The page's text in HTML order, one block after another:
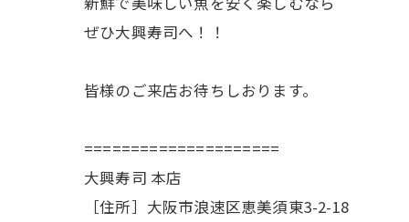
ぜひ大興寿司へ！！
皆様のご来店お待ちしおります。
=====================
大興寿司 本店
［住所］大阪市浪速区恵美須東3-2-18